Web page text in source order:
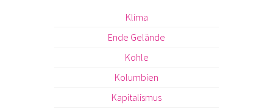
Klima
Ende Gelände
Kohle
Kolumbien
Kapitalismus